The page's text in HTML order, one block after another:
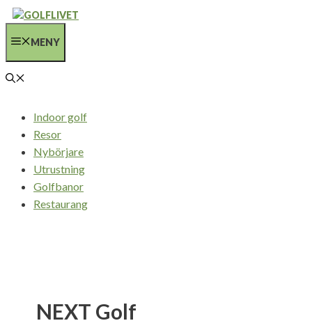
Hoppa
innehållMENY
Indoor golf
Resor
Nybörjare
Utrustning
Golfbanor
Restaurang
NEXT Golf